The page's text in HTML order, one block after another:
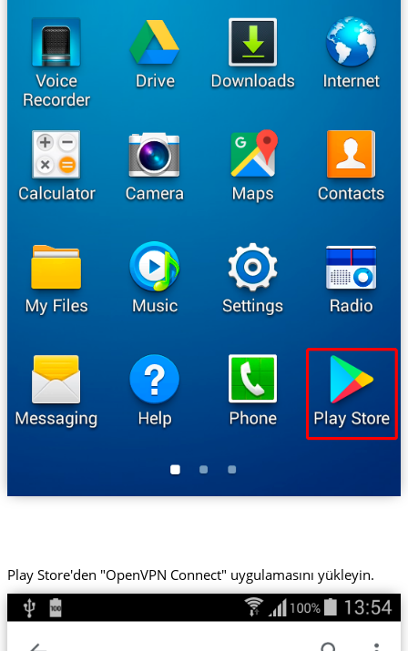
Play Store'den "OpenVPN Connect" uygulamasını yükleyin.